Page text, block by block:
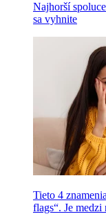
Najhorší
sa vyhnite
Tieto 4
flags“. Je medzi